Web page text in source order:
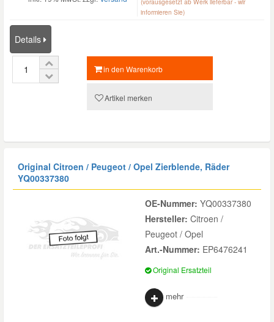
informieren Sie)
Details
in den Warenkorb
Artikel merken
Original Citroen / Peugeot / Opel Zierblende, Räder
YQ00337380
OE-Nummer: YQ00337380
Hersteller: Citroen /
Peugeot / Opel
Art.-Nummer: EP6476241
Original Ersatzteil
mehr